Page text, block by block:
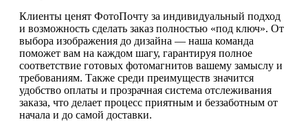
Клиенты ценят ФотоПочту за индивидуальный подход
и возможность сделать заказ полностью «под ключ». От
выбора изображения до дизайна — наша команда
поможет вам на каждом шагу, гарантируя полное
соответствие готовых фотомагнитов вашему замыслу и
требованиям. Также среди преимуществ значится
удобство оплаты и прозрачная система отслеживания
заказа, что делает процесс приятным и беззаботным от
начала и до самой доставки.